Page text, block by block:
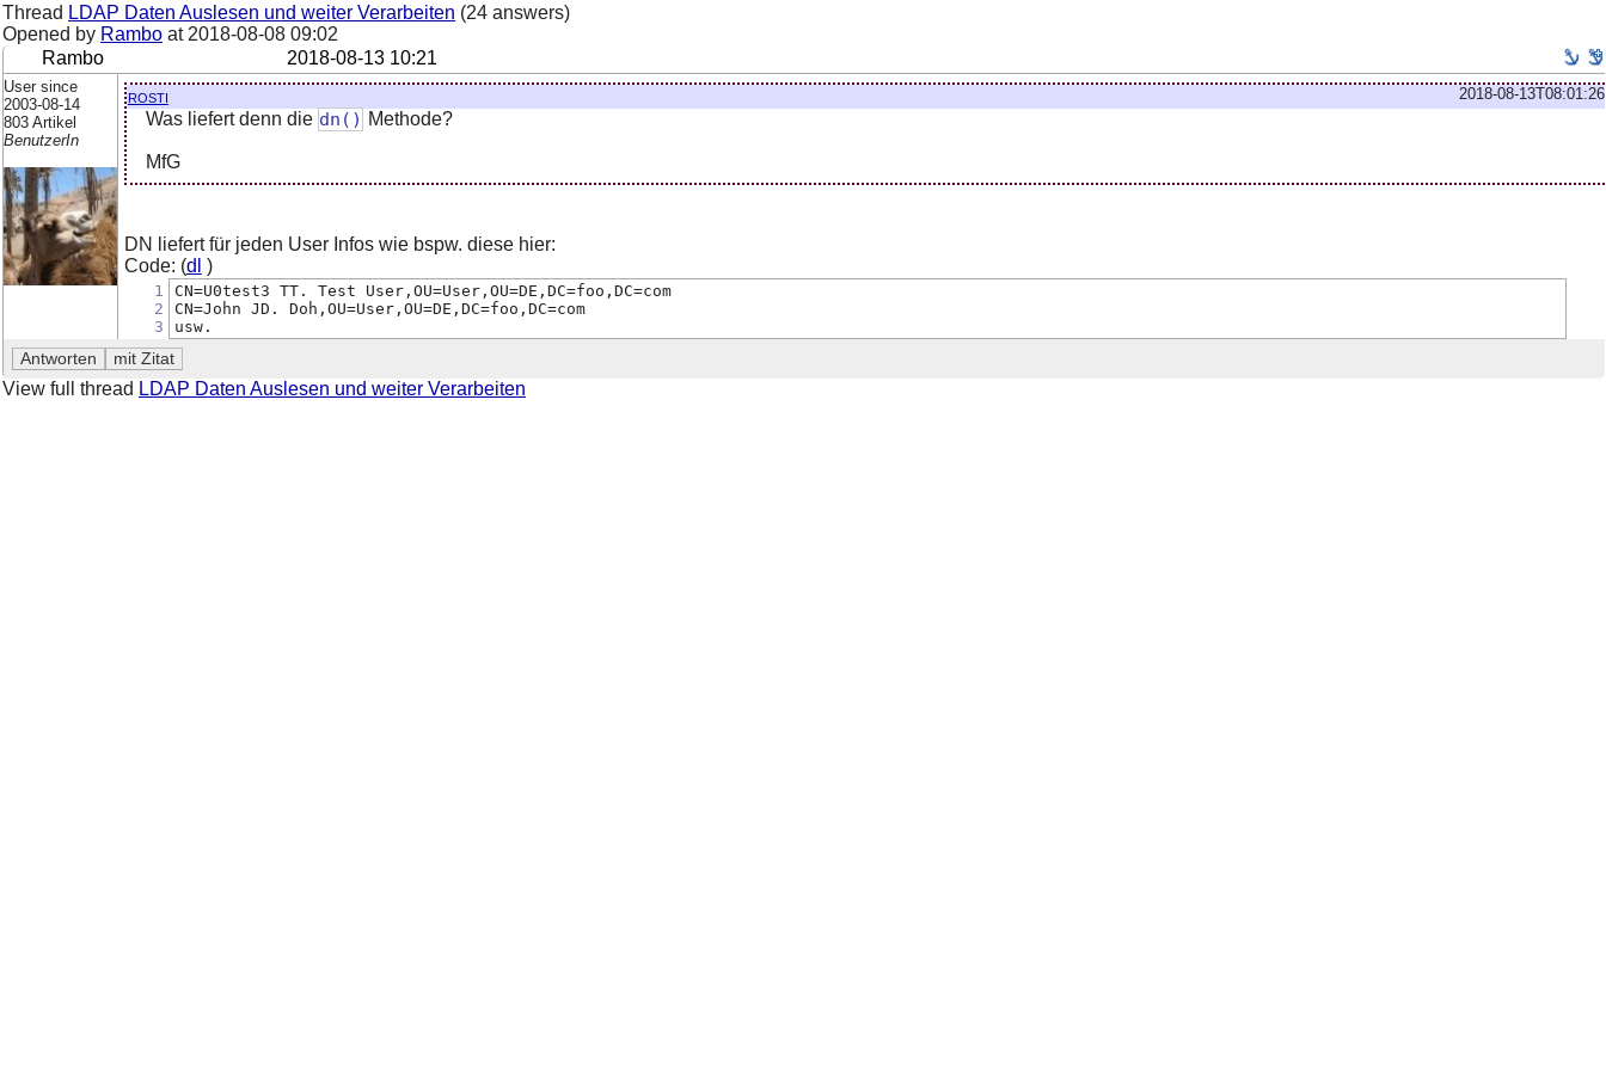
Thread LDAP Daten Auslesen und weiter Verarbeiten (24 answers)
Opened by Rambo at 2018-08-08 09:02
Rambo
2018-08-13 10:21
User since
2003-08-14
803 Artikel
BenutzerIn
2018-08-13T08:01:26
rosti
Was liefert denn die dn() Methode?
MfG
DN liefert für jeden User Infos wie bspw. diese hier:
Code: (dl )
1
2
3
CN=U0test3 TT. Test User,OU=User,OU=DE,DC=foo,DC=com
CN=John JD. Doh,OU=User,OU=DE,DC=foo,DC=com
usw.
View full thread LDAP Daten Auslesen und weiter Verarbeiten